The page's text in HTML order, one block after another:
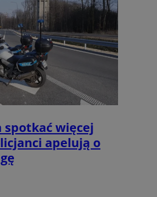
spotkać więcej
apelują o